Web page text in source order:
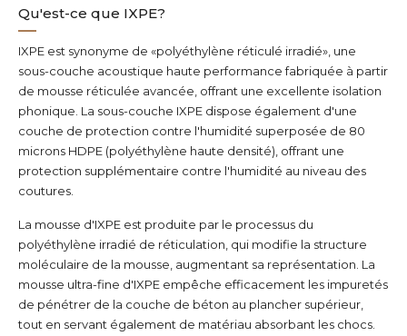
Qu'est-ce que IXPE?
IXPE est synonyme de «polyéthylène réticulé irradié», une
sous-couche acoustique haute performance fabriquée à partir
de mousse réticulée avancée, offrant une excellente isolation
phonique. La sous-couche IXPE dispose également d'une
couche de protection contre l'humidité superposée de 80
microns HDPE (polyéthylène haute densité), offrant une
protection supplémentaire contre l'humidité au niveau des
coutures.
La mousse d'IXPE est produite par le processus du
polyéthylène irradié de réticulation, qui modifie la structure
moléculaire de la mousse, augmentant sa représentation. La
mousse ultra-fine d'IXPE empêche efficacement les impuretés
de pénétrer de la couche de béton au plancher supérieur,
tout en servant également de matériau absorbant les chocs.